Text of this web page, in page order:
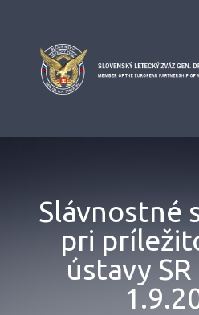
Slávnostné
pri
ústavy